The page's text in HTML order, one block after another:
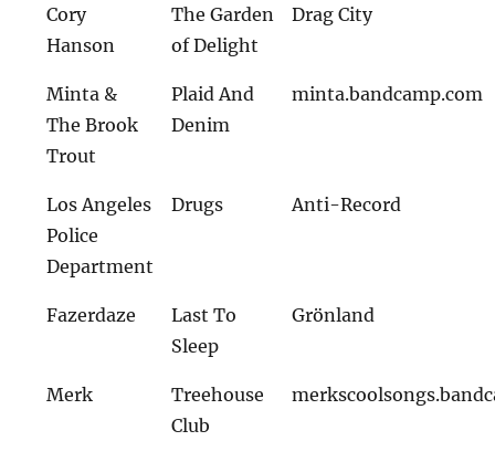
Cory
Hanson
The Garden
of Delight
Drag City
Minta &
The Brook
Trout
Plaid And
Denim
minta.bandcamp.com
Los Angeles
Police
Department
Drugs Anti-Record
Fazerdaze
Last To
Sleep
Grönland
Merk
Treehouse
Club